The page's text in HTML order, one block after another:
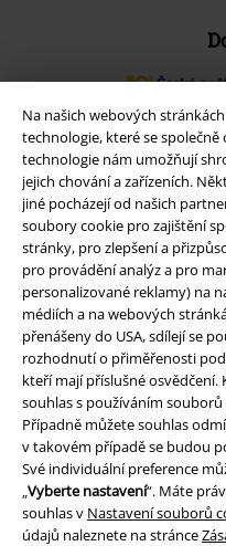
Na našich webových
technologie, které se společně
technologie nám umožňují
jejich chování a zařízeních.
jiné pocházejí od našich
soubory cookie pro zajištění
stránky, pro zlepšení a
pro provádění analýz a pro
personalizované reklamy) na
médiích a na webových
přenášeny do USA, sdílejí se
rozhodnutí o přiměřenosti
kteří mají příslušné osvědčení.
souhlas s používáním
Případně můžete souhlas
v takovém případě se budou
Své individuální preference
„Vyberte nastavení“. Máte
souhlas v Nastavení souborů
údajů naleznete na stránce
Balíkovna
Stáhněte si novou EMP
A Warner